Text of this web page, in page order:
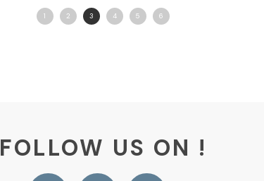
1 2 3 4 5 6
FOLLOW US ON !